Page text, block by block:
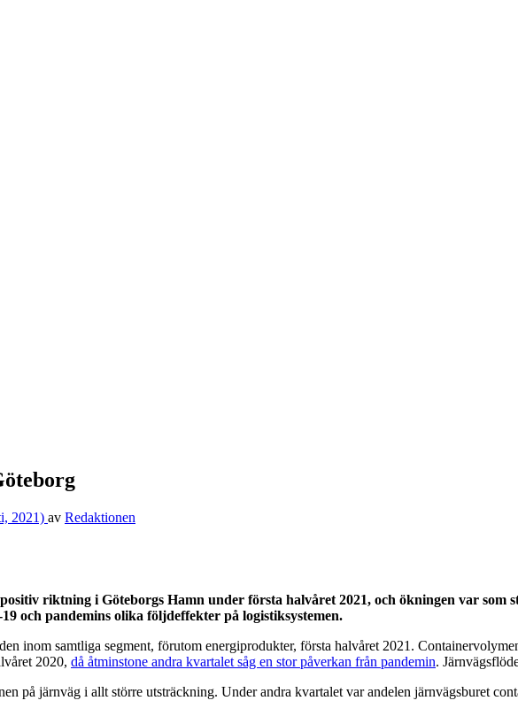
2021) av Redaktionen
riktning i Göteborgs Hamn under första halvåret 2021, och ökningen var
och pandemins olika följdeffekter på logistiksystemen.
inom samtliga segment, förutom energiprodukter, första halvåret 2021.
2020, då åtminstone andra kvartalet såg en stor påverkan från pandemin.
på järnväg i allt större utsträckning. Under andra kvartalet var andelen järnvägsburet